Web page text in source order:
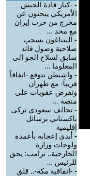
- -كبار قادة الجيش
الأمريكي يبحثون عن
مخرج من حرب إيران
مع محد ...
- البنتاغون يسحب
صلاحية وصول قائد
سابق لسلاح الجو إلى
المعلوما ...
- واشنطن تتوقع -اتفاقاً
قريباً- مع طهران
وتفرض عقوبات على
منصة ...
- تحالف سعودي تركي
باكستاني برسائل
إقليمية
- أبدى إعجابه بأعمدة
ولوحات وزارة
الخارجية.. ترامب: يحق
للرئيس ...
- -اتفاقية مكة-.. قلق